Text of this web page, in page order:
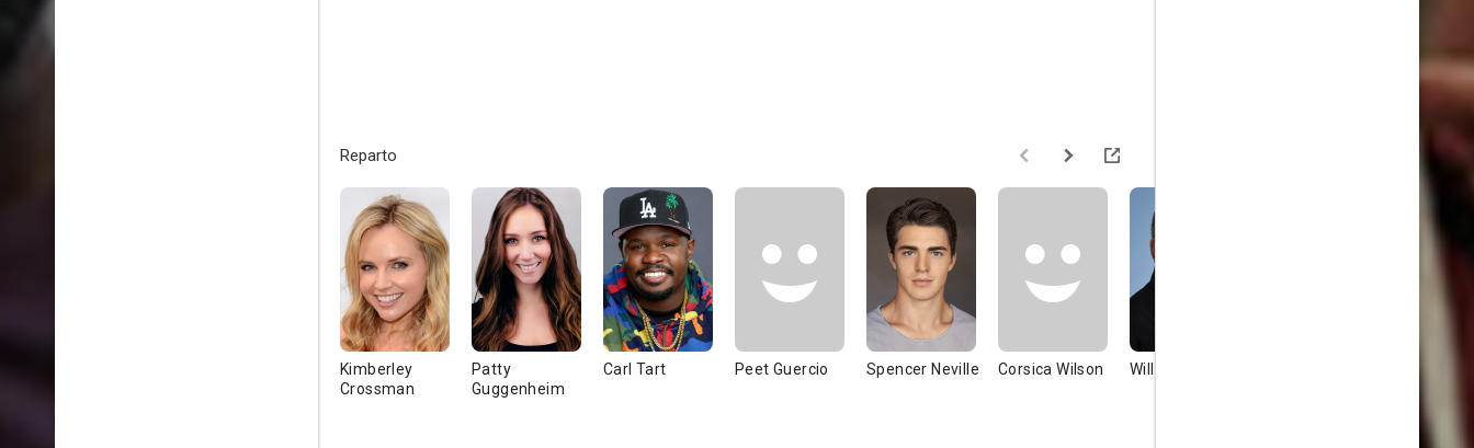
Reparto
Kimberley
Crossman
Patty
Guggenheim
Carl Tart Peet Guercio Spencer Neville Corsica Wilson William Shatner